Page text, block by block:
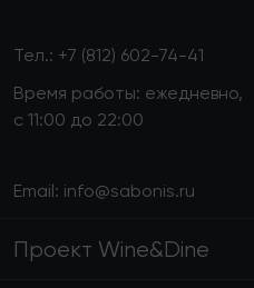
Тел.: +7 (812) 602-74-41
Время работы: ежедневно,
с 11:00 до 22:00
Email: info@sabonis.ru
Проект Wine&Dine